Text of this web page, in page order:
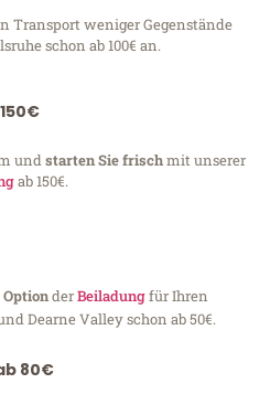
Transport weniger Gegenstände
schon ab 100€ an.
undstarten Sie frischmit unserer
ab 150€.
derBeiladungfür Ihren
Dearne Valley schon ab 50€.
80€